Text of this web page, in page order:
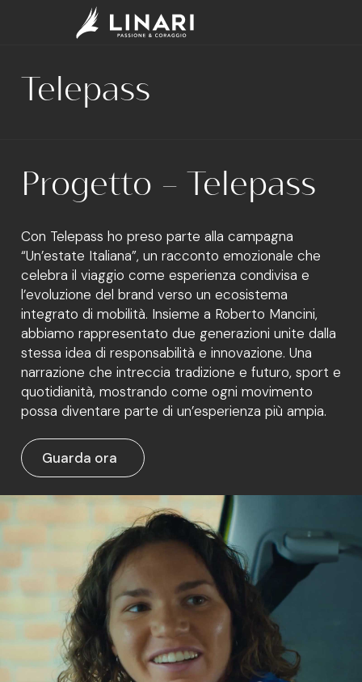
Telepass
Progetto – Telepass
Con Telepass ho preso parte alla campagna
“Un’estate Italiana”, un racconto emozionale che
celebra il viaggio come esperienza condivisa e
l’evoluzione del brand verso un ecosistema
integrato di mobilità. Insieme a Roberto Mancini,
abbiamo rappresentato due generazioni unite dalla
stessa idea di responsabilità e innovazione. Una
narrazione che intreccia tradizione e futuro, sport e
quotidianità, mostrando come ogni movimento
possa diventare parte di un’esperienza più ampia.
Guarda ora